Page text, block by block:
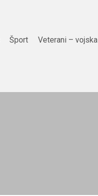
Šport Veterani – vojska